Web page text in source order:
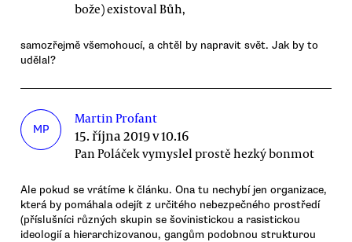
bože) existoval Bůh,
samozřejmě všemohoucí, a chtěl by napravit svět. Jak by to
udělal?
MP
Martin Profant
15. října 2019 v 10.16
Pan Poláček vymyslel prostě hezký bonmot
Ale pokud se vrátíme k článku. Ona tu nechybí jen organizace,
která by pomáhala odejít z určitého nebezpečného prostředí
(příslušníci různých skupin se šovinistickou a rasistickou
ideologií a hierarchizovanou, gangům podobnou strukturou